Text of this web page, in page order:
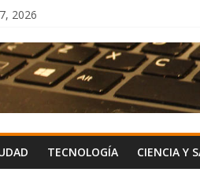
2026
TECNOLOGÍA CIENCIA Y